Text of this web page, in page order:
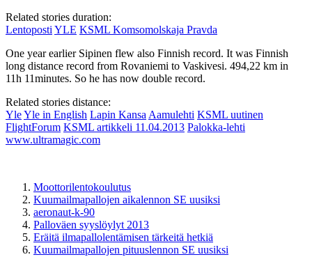
Related stories duration:
Lentoposti YLE KSML Komsomolskaja Pravda
One year earlier Sipinen flew also Finnish record. It was Finnish
long distance record from Rovaniemi to Vaskivesi. 494,22 km in
11h 11minutes. So he has now double record.
Related stories distance:
YleYle in English Lapin Kansa Aamulehti KSML uutinen
FlightForum KSML artikkeli 11.04.2013 Palokka-lehti
www.ultramagic.com
Moottorilentokoulutus
Kuumailmapallojen aikalennon SE uusiksi
aeronaut-k-90
Palloväen syyslöylyt 2013
Eräitä ilmapallolentämisen tärkeitä hetkiä
Kuumailmapallojen pituuslennon SE uusiksi